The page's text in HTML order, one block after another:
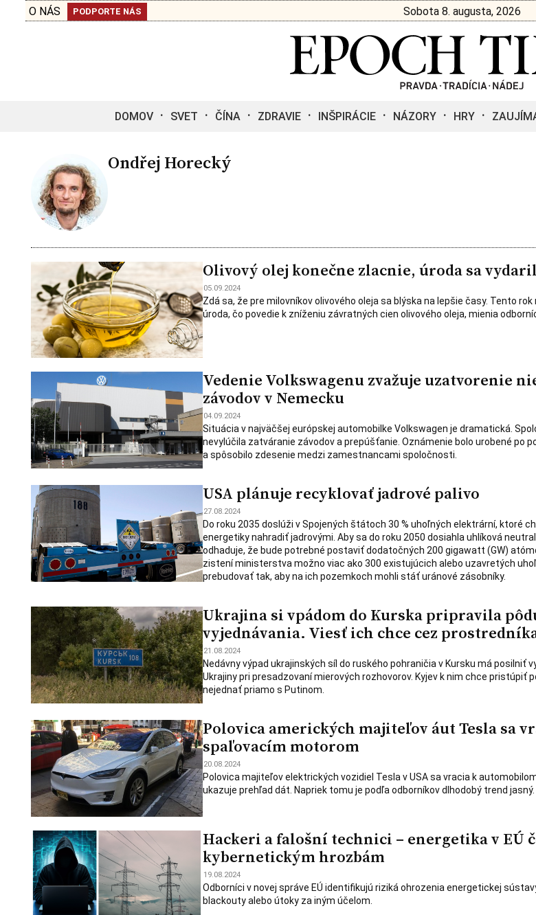
O NÁS PODPORTE NÁS Sobota 8. augusta, 2026
DOMOV SVET ČÍNA ZDRAVIE INŠPIRÁCIE NÁZORY HRY
Ondřej Horecký
Olivový olej konečne zlacnie, úroda sa
05.09.2024
Zdá sa, že pre milovníkov olivového oleja sa blýska na lepšie časy. Tento
úroda, čo povedie k zníženiu závratných cien olivového oleja, mienia
Vedenie Volkswagenu zvažuje uzatvorenie
závodov v Nemecku
04.09.2024
Situácia v najväčšej európskej automobilke Volkswagen je dramatická.
nevylúčila zatváranie závodov a prepúšťanie. Oznámenie bolo urobené po
a spôsobilo zdesenie medzi zamestnancami spoločnosti.
USA plánuje recyklovať jadrové palivo
27.08.2024
Do roku 2035 doslúži v Spojených štátoch 30 % uhoľných elektrární, ktoré
energetiky nahradiť jadrovými. Aby sa do roku 2050 dosiahla uhlíková
odhaduje, že bude potrebné postaviť dodatočných 200 gigawatt (GW)
zistení ministerstva možno viac ako 300 existujúcich alebo uzavretých
prebudovať tak, aby na ich pozemkoch mohli stáť uránové zásobníky.
Ukrajina si vpádom do Kurska pripravila
vyjednávania. Viesť ich chce cez
21.08.2024
Nedávny výpad ukrajinských síl do ruského pohraničia v Kursku má posilniť
Ukrajiny pri presadzovaní mierových rozhovorov. Kyjev k nim chce pristúpiť
nejednať priamo s Putinom.
Polovica amerických majiteľov áut Tesla sa
spaľovacím motorom
20.08.2024
Polovica majiteľov elektrických vozidiel Tesla v USA sa vracia k
ukazuje prehľad dát. Napriek tomu je podľa odborníkov dlhodobý trend jasný.
Hackeri a falošní technici – energetika v EÚ
kybernetickým hrozbám
19.08.2024
Odborníci v novej správe EÚ identifikujú riziká ohrozenia energetickej
blackouty alebo útoky za iným účelom.